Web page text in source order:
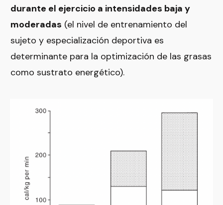
durante el ejercicio a intensidades baja y
moderadas (el nivel de entrenamiento del
sujeto y especialización deportiva es
determinante para la optimización de las grasas
como sustrato energético).